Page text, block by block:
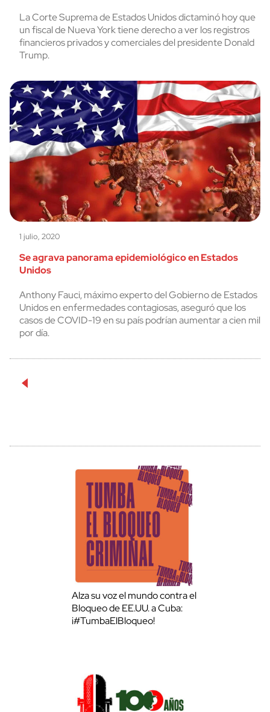
La Corte Suprema de Estados Unidos dictaminó hoy que
un fiscal de Nueva York tiene derecho a ver los registros
financieros privados y comerciales del presidente Donald
Trump.
1 julio, 2020
Se agrava panorama epidemiológico en Estados
Unidos
Anthony Fauci, máximo experto del Gobierno de Estados
Unidos en enfermedades contagiosas, aseguró que los
casos de COVID-19 en su país podrían aumentar a cien mil
por día.
Alza su voz el mundo contra el
Bloqueo de EE.UU. a Cuba:
¡#TumbaElBloqueo!